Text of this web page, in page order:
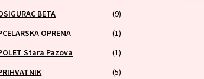
BETA
(9)
OPREMA
(1)
Stara Pazova
(1)
(5)